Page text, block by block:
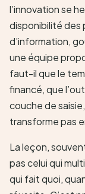
l’innovation se
disponibilité des
d’information,
une équipe
faut-il que le
financé, que
couche de
transforme pas
La leçon,
pas celui qui
qui fait quoi,